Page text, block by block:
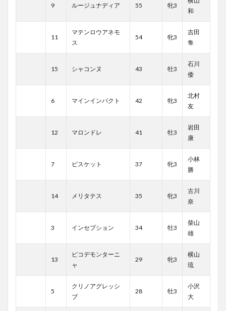
9 ルージュナディア 55 牝3
和
11
マテンロウアネモ
ス
54 牝3
吉田
隼
15 シャコンヌ 43 牡3
石川
倭
6 マインインパクト 42 牝3
北村
友
12 マロンドレ 41 牡3
岩田
康
7 ビスケット 37 牝3
小林
勝
14 メリタテス 35 牝3
古川
奈
3 インセプション 34 牡3
柴山
雄
13
ピコデモンターニ
ャ
29 牝3
横山
琉
5
クリノアグレッシ
ブ
28 牡3
小沢
大